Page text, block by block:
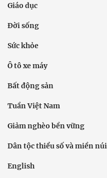
Giáo dục
Đời sống
Sức khỏe
Ô tô xe máy
Bất động sản
Tuần Việt Nam
Giảm nghèo bền vững
Dân tộc thiểu số và miền núi
English